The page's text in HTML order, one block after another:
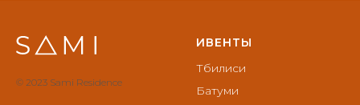
© 2023 Sami Residence
ИВЕНТЫ
Тбилиси
Батуми